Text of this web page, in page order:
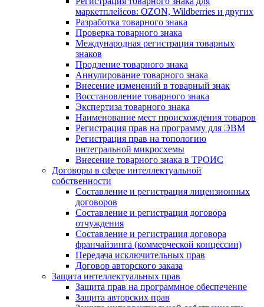
маркетплейсов: OZON, Wildberries и других
Разработка товарного знака
Проверка товарного знака
Международная регистрация товарных
знаков
Продление товарного знака
Аннулирование товарного знака
Внесение изменений в товарный знак
Восстановление товарного знака
Экспертиза товарного знака
Наименование мест происхождения товаров
Регистрация прав на программу для ЭВМ
Регистрация прав на топологию
интегральной микросхемы
Внесение товарного знака в ТРОИС
Договоры в сфере интеллектуальной
собственности
Составление и регистрация лицензионных
договоров
Составление и регистрация договора
отчуждения
Составление и регистрация договора
франчайзинга (коммерческой концессии)
Передача исключительных прав
Договор авторского заказа
Защита интеллектуальных прав
Защита прав на программное обеспечение
Защита авторских прав